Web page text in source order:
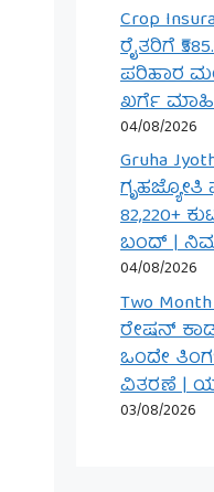
Crop
ರೈತರಿಗೆ
ಪರಿಹಾರ
ಖರ್ಗೆ
04/08/2026
Gruha
82,220+
ಬಂದ್ |
04/08/2026
Two
ರೇಷನ್
ಒಂದೇ
ವಿತರಣೆ |
03/08/2026